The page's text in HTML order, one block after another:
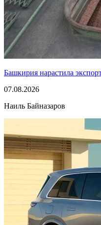
Башкирия нарастила
07.08.2026
Наиль Байназаров